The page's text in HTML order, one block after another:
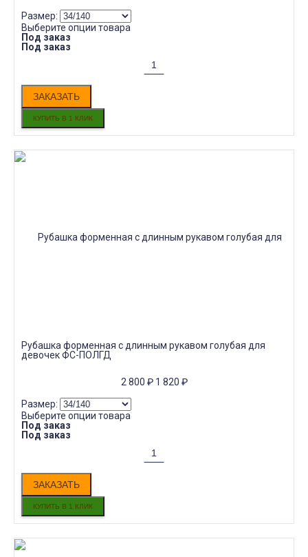
Размер:
Выберите опции товара
Под заказ
Под заказ
ЗАКАЗАТЬ
Рубашка форменная с длинным рукавом голубая для
девочек ФС-ПОЛГД
2 800 ₽ 1 820 ₽
Размер:
Выберите опции товара
Под заказ
Под заказ
ЗАКАЗАТЬ